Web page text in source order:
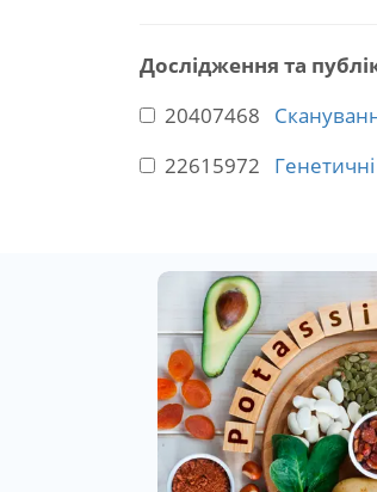
Дослідження та
20407468
22615972